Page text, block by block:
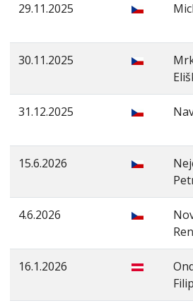
29.11.2025
30.11.2025
31.12.2025
15.6.2026
4.6.2026
16.1.2026
Filip